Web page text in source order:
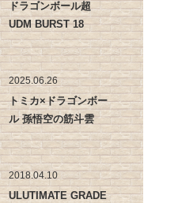
ドラゴンボール超
UDM BURST 18
2025.06.26
トミカ×ドラゴンボー
ル 孫悟空の筋斗雲
2018.04.10
ULUTIMATE GRADE